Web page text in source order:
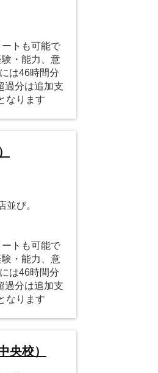
トも可能で
・能力、意
は46時間分
過分は追加支
なります
並び。
トも可能で
・能力、意
は46時間分
過分は追加支
なります
央校）